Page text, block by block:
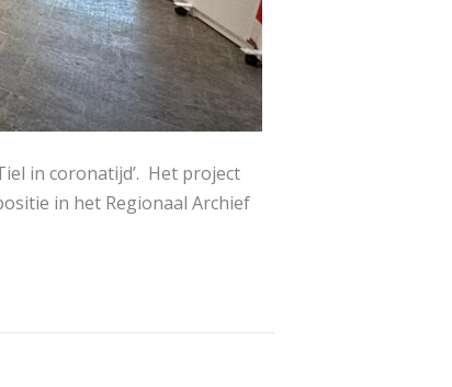
in coronatijd’. Het project
in het Regionaal Archief